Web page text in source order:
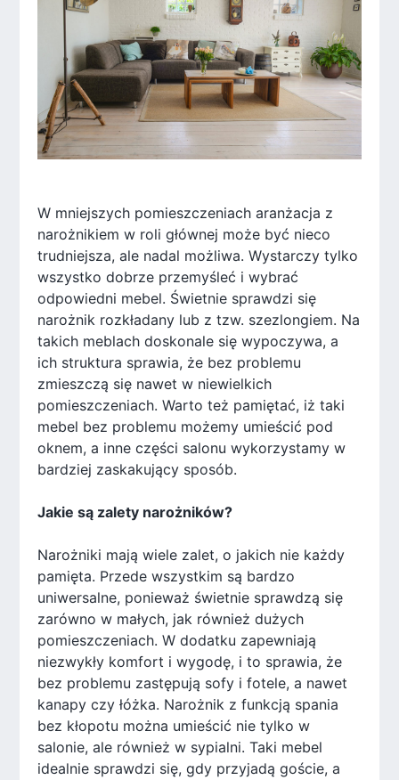
W mniejszych pomieszczeniach aranżacja z
narożnikiem w roli głównej może być nieco
trudniejsza, ale nadal możliwa. Wystarczy tylko
wszystko dobrze przemyśleć i wybrać
odpowiedni mebel. Świetnie sprawdzi się
narożnik rozkładany lub z tzw. szezlongiem. Na
takich meblach doskonale się wypoczywa, a
ich struktura sprawia, że bez problemu
zmieszczą się nawet w niewielkich
pomieszczeniach. Warto też pamiętać, iż taki
mebel bez problemu możemy umieścić pod
oknem, a inne części salonu wykorzystamy w
bardziej zaskakujący sposób.
Jakie są zalety narożników?
Narożniki mają wiele zalet, o jakich nie każdy
pamięta. Przede wszystkim są bardzo
uniwersalne, ponieważ świetnie sprawdzą się
zarówno w małych, jak również dużych
pomieszczeniach. W dodatku zapewniają
niezwykły komfort i wygodę, i to sprawia, że
bez problemu zastępują sofy i fotele, a nawet
kanapy czy łóżka. Narożnik z funkcją spania
bez kłopotu można umieścić nie tylko w
salonie, ale również w sypialni. Taki mebel
idealnie sprawdzi się, gdy przyjadą goście, a